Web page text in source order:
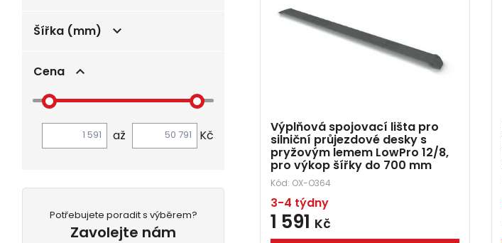
Šířka (mm)
Cena
až Kč
Potřebujete poradit s výběrem?
Zavolejte nám
Výplňová spojovací lišta pro
silniční průjezdové desky s
pryžovým lemem LowPro 12/8,
pro výkop šířky do 700 mm
Kód: OX-O364
3-4 týdny
1 591 Kč